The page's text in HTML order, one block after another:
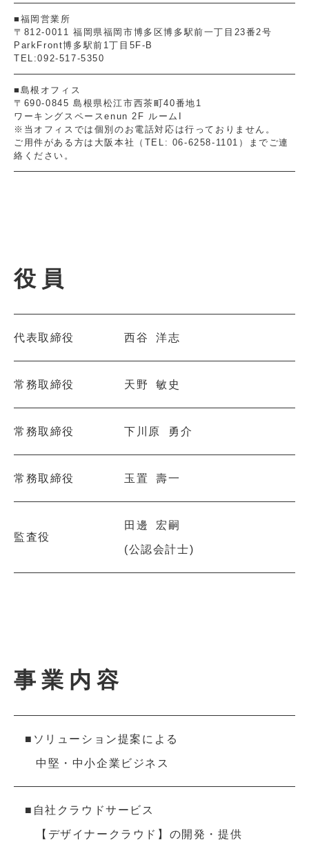
■福岡営業所
〒812-0011 福岡県福岡市博多区博多駅前一丁目23番2号
ParkFront博多駅前1丁目5F-B
TEL:092-517-5350
■島根オフィス
〒690-0845 島根県松江市西茶町40番地1
ワーキングスペースenun 2F ルームI
※当オフィスでは個別のお電話対応は行っておりません。
ご用件がある方は大阪本社（TEL: 06-6258-1101）までご連
絡ください。
役員
代表取締役 西谷 洋志
常務取締役 天野 敏史
常務取締役 下川原 勇介
常務取締役 玉置 壽一
監査役
田邊 宏嗣
(公認会計士)
事業内容
■ソリューション提案による
中堅・中小企業ビジネス
■自社クラウドサービス
【デザイナークラウド】の開発・提供